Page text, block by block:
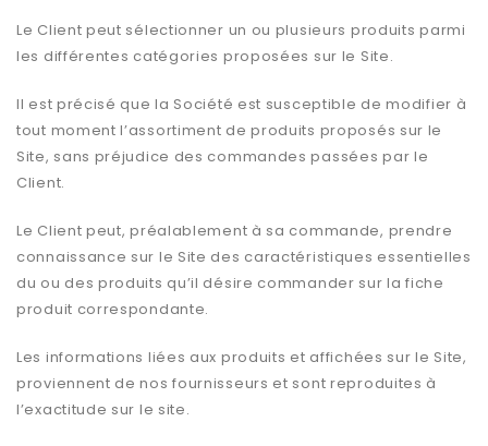
Le Client peut sélectionner un ou plusieurs produits parmi
les différentes catégories proposées sur le Site.
Il est précisé que la Société est susceptible de modifier à
tout moment l’assortiment de produits proposés sur le
Site, sans préjudice des commandes passées par le
Client.
Le Client peut, préalablement à sa commande, prendre
connaissance sur le Site des caractéristiques essentielles
du ou des produits qu’il désire commander sur la fiche
produit correspondante.
Les informations liées aux produits et affichées sur le Site,
proviennent de nos fournisseurs et sont reproduites à
l’exactitude sur le site.